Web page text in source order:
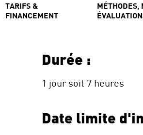
TARIFS &
FINANCEMENT
MÉTHODES,
Durée :
1 jour soit 7 heures
Date limite